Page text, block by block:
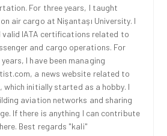
For three years, I taught
air cargo at Nişantaşı University. I
valid IATA certifications related to
and cargo operations. For
I have been managing
a news website related to
which initially started as a hobby. I
aviation networks and sharing
If there is anything I can contribute
Best regards "kali"